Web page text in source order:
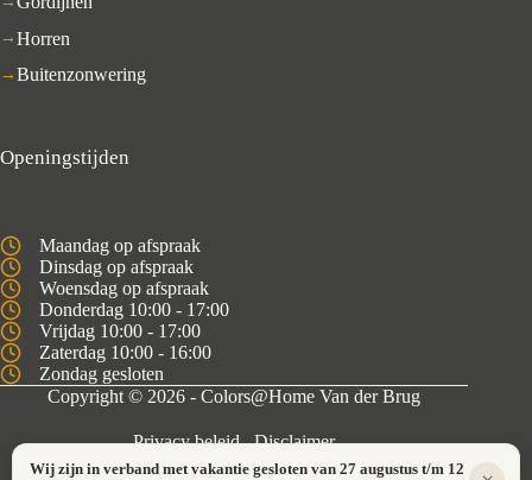
Horren
Buitenzonwering
Openingstijden
Maandag op afspraak
Dinsdag op afspraak
Woensdag op afspraak
Donderdag 10:00 - 17:00
Vrijdag 10:00 - 17:00
Zaterdag 10:00 - 16:00
Zondag gesloten
Copyright © 2026 - Colors@Home Van der Brug
Privacy beleid Disclaimer
Wij zijn in verband met vakantie gesloten van 27 augustus t/m 12